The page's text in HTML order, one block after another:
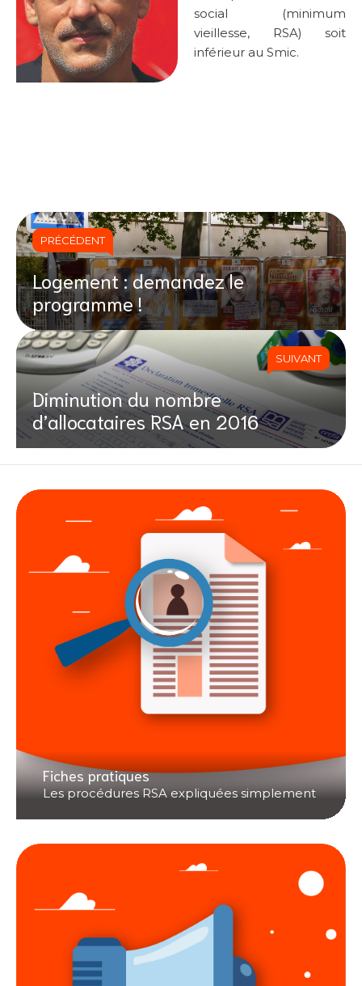
social (minimum
vieillesse, RSA) soit
inférieur au Smic.
PRÉCÉDENT
Logement : demandez le
programme !
SUIVANT
Diminution du nombre
d’allocataires RSA en 2016
Fiches pratiques
Les procédures RSA expliquées simplement